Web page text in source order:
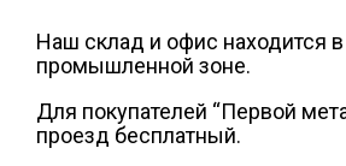
Наш склад и офис находится в
промышленной зоне.
Для покупателей “Первой
проезд бесплатный.